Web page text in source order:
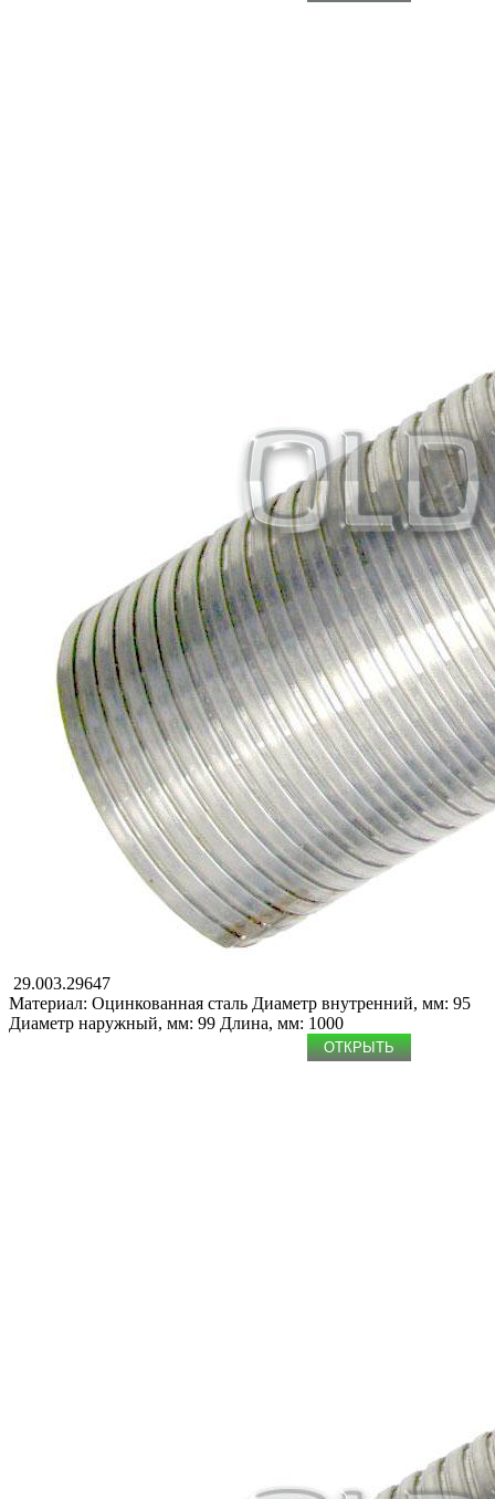
29.003.29647
Материал: Оцинкованная сталь Диаметр внутренний, мм: 95
Диаметр наружный, мм: 99 Длина, мм: 1000
ОТКРЫТЬ